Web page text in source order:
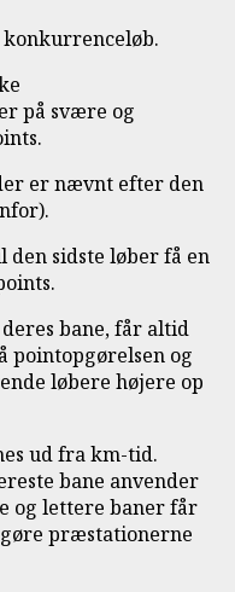
på svære og
er nævnt efter den
sidste løber få en
bane, får altid
pointopgørelsen og
løbere højere op
ud fra km-tid.
bane anvender
og lettere baner får
præstationerne